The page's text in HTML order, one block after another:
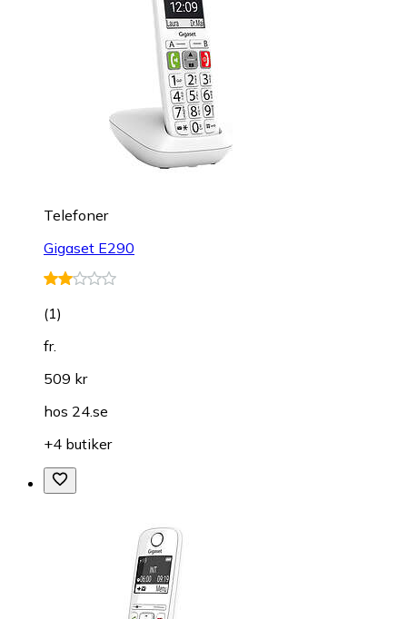
Telefoner
Gigaset E290
(1)
fr.
509 kr
hos 24.se
+4 butiker